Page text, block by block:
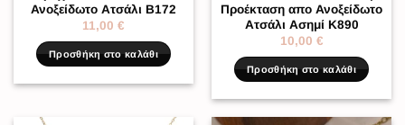
Ανοξείδωτο Ατσάλι Β172
11,00 €
Προσθήκη στο καλάθι
Προέκταση απο Ανοξείδωτο
Ατσάλι Ασημί K890
10,00 €
Προσθήκη στο καλάθι